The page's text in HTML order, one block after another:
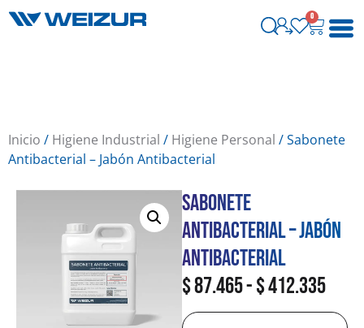
0
Inicio / Higiene Industrial / Higiene Personal / Sabonete
Antibacterial – Jabón Antibacterial
Sabonete
Antibacterial – Jabón
Antibacterial
$87.465-$412.335